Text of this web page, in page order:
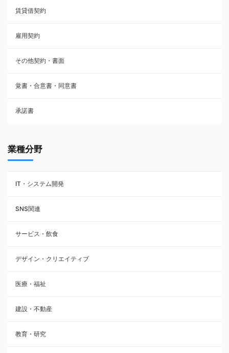
売買契約
株主総会議事録・関連書類
請負契約
フランチャイズ契約
賃貸借契約
賃貸借契約
雇用契約
その他契約・書面
覚書・合意書・同意書
承諾書
業種分野
IT・システム開発
SNS関連
サービス・飲食
デザイン・クリエイティブ
医療・福祉
建設・不動産
教育・研究